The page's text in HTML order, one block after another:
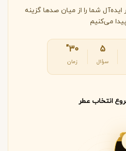
ایده‌آل شما را از میان صدها گزینه
پیدا می‌کنیم
۵
سؤال
۳۰"
زمان
انتخاب عطر